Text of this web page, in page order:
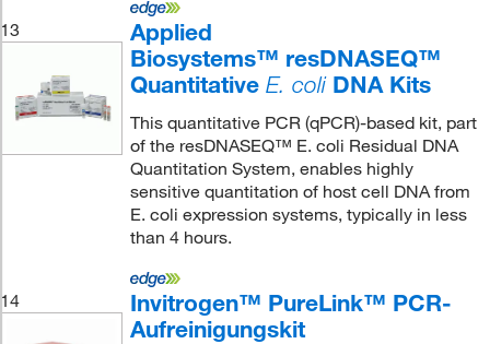
13
Applied
Biosystems™ resDNASEQ™
Quantitative E. coliDNA Kits
This quantitative PCR (qPCR)-based kit, part
of the resDNASEQ™ E. coli Residual DNA
Quantitation System, enables highly
sensitive quantitation of host cell DNA from
E. coli expression systems, typically in less
than 4 hours.
14
Invitrogen™ PureLink™ PCR-
Aufreinigungskit